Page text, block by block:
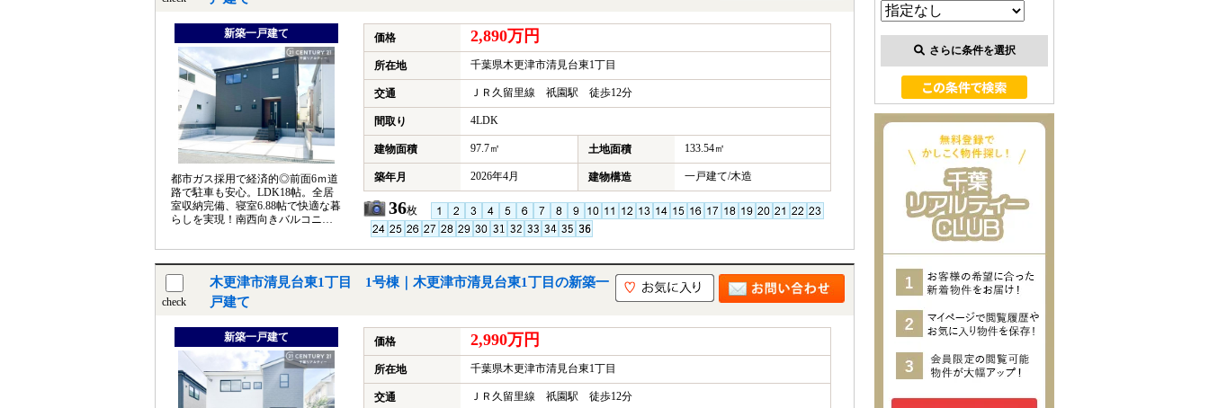
新築一戸建て
都市ガス採用で経済的◎前面6ｍ道
路で駐車も安心。LDK18帖。全居
室収納完備、寝室6.88帖で快適な暮
らしを実現！南西向きバルコニー2
価格 2,890万円
所在地 千葉県木更津市清見台東1丁目
交通 ＪＲ久留里線 祇園駅 徒歩12分
間取り 4LDK
建物面積 97.7㎡ 土地面積 133.54㎡
築年月 2026年4月 建物構造 一戸建て/木造
36枚
check
木更津市清見台東1丁目 1号棟｜木更津市清見台東1丁目の新築一
戸建て
新築一戸建て 価格 2,990万円
所在地 千葉県木更津市清見台東1丁目
交通 ＪＲ久留里線 祇園駅 徒歩12分
さらに条件を選択